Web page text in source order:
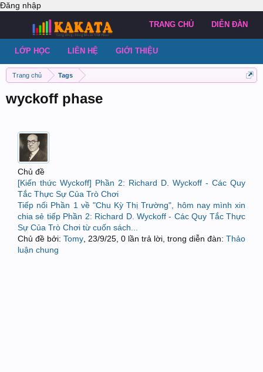
Đăng nhập
Trang chủ Tags
wyckoff phase
Chủ đề
[Kiến thức Wyckoff] Phần 2: Richard D. Wyckoff - Các Quy
Tắc Thực Sự Của Trò Chơi
Tiếp nối Phần 1 về "Chu Kỳ Thị Trường", hôm nay mình xin
chia sẻ tiếp Phần 2: Richard D. Wyckoff - Các Quy Tắc Thực
Sự Của Trò Chơi từ cuốn sách...
Chủ đề bởi: Tomy 23/9/25 , 0 lần trả lời, trong diễn đàn: Thảo
luận chung
TRANG CHỦ DIỄN ĐÀN
LỚP HỌC LIÊN HỆ GIỚI THIỆU